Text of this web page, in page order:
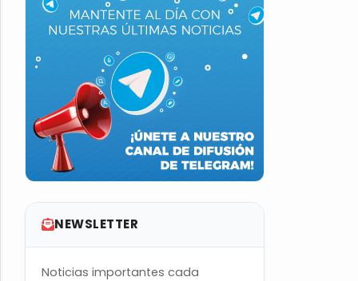
NEWSLETTER
Noticias importantes cada